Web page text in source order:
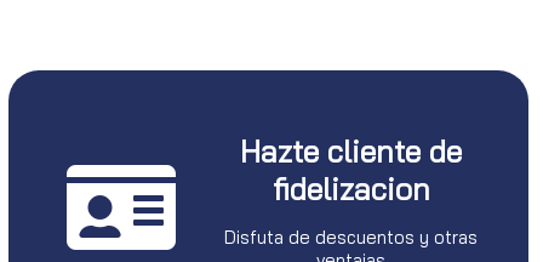
Hazte cliente de
fidelizacion
Disfuta de descuentos y otras